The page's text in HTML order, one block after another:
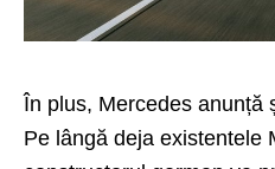
În plus, Mercedes anunță
Pe lângă deja existentele